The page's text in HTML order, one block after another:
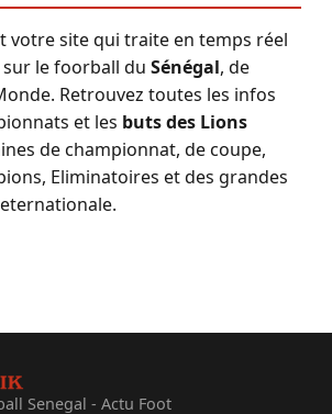
votre site qui traite en temps réel
le foorball du Sénégal, de
Retrouvez toutes les infos
et les buts des Lions
de championnat, de coupe,
Eliminatoires et des grandes
Senegal - Actu Foot